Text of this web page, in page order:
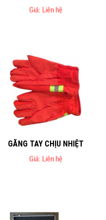
Giá: Liên hệ
GĂNG TAY CHỊU NHIỆT
Giá: Liên hệ